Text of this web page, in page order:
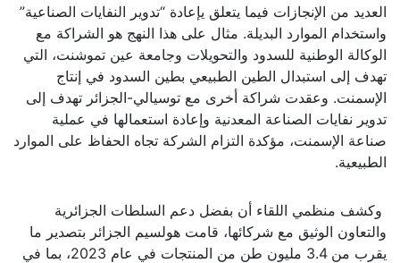
العديد من الإنجازات فيما يتعلق يإعادة “تدوير النفايات الصناعية”
واستخدام الموارد البديلة. مثال على هذا النهج هو الشراكة مع
الوكالة الوطنية للسدود والتحويلات وجامعة عين تموشنت، التي
تهدف إلى استبدال الطين الطبيعي بطين السدود في إنتاج
الإسمنت. وعقدت شراكة أخرى مع توسيالي-الجزائر تهدف إلى
تدوير نفايات الصناعة المعدنية وإعادة استعمالها في عملية
صناعة الإسمنت، مؤكدة التزام الشركة تجاه الحفاظ على الموارد
الطبيعية.
وكشف منظمي اللقاء أن بفضل دعم السلطات الجزائرية
والتعاون الوثيق مع شركائها، قامت هولسيم الجزائر بتصدير ما
يقرب من 3.4 مليون طن من المنتجات في عام 2023، بما في